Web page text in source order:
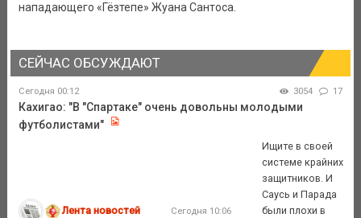
нападающего «Гёзтепе» Жуана Сантоса.
СЕЙЧАС ОБСУЖДАЮТ
Сегодня 00:12 3054 17
Кахигао: "В "Спартаке" очень довольны молодыми
футболистами"
Лента новостей Сегодня 10:06
Ищите в своей
системе крайних
защитников. И
Саусь и Парада
были плохи в